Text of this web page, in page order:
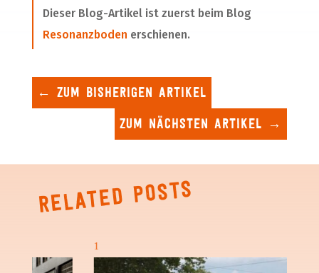
Dieser Blog-Artikel ist zuerst beim Blog
Resonanzboden erschienen.
← Zum bisherigen Artikel
Zum nächsten Artikel →
Related posts